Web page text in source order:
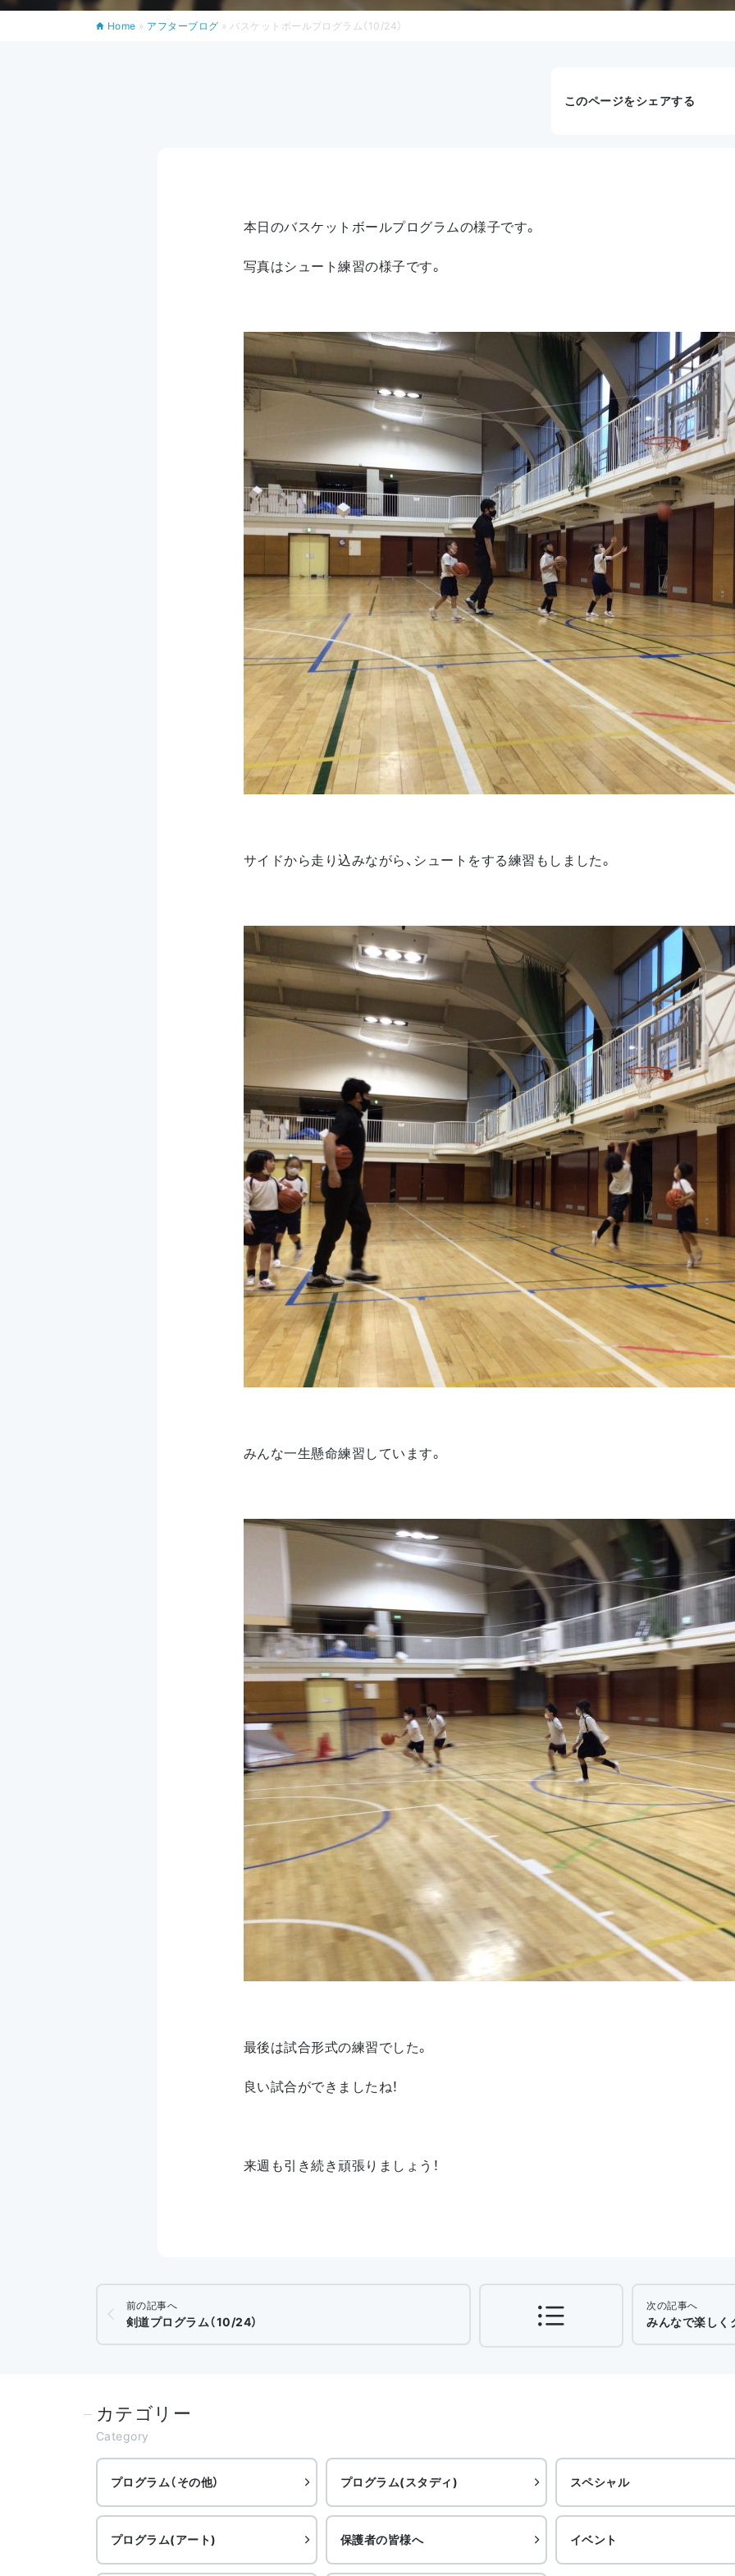
Home » アフターブログ »バスケットボールプログラム（10/24）
このページをシェアする
本日のバスケットボールプログラムの様子です。
写真はシュート練習の様子です。
サイドから走り込みながら、シュートをする練習もしました。
みんな一生懸命練習しています。
最後は試合形式の練習でした。
良い試合ができましたね！
来週も引き続き頑張りましょう！
前の記事へ
剣道プログラム（10/24）
次の記事へ
みんなで楽しく
カテゴリー
Category
プログラム（その他） プログラム(スタディ) スペシャル
プログラム(アート) 保護者の皆様へ イベント